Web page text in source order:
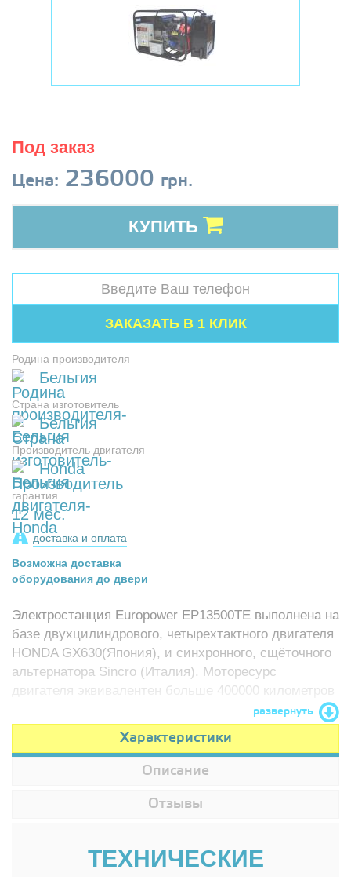
Под заказ
Цена: 236000 грн.
КУПИТЬ
Родина производителя
Бельгия
Страна изготовитель
Бельгия
Производитель двигателя
Honda
гарантия
12 мес.
доставка и оплата
Возможна доставка
оборудования до двери
Электростанция Europower EP13500TE выполнена на
базе двухцилиндрового, четырехтактного двигателя
HONDA GX630(Япония), и синхронного, сщёточного
альтернатора Sincro (Италия). Моторесурс
двигателя эквивалентен больше 400000 километров
развернуть
Характеристики
Описание
Отзывы
ТЕХНИЧЕСКИЕ